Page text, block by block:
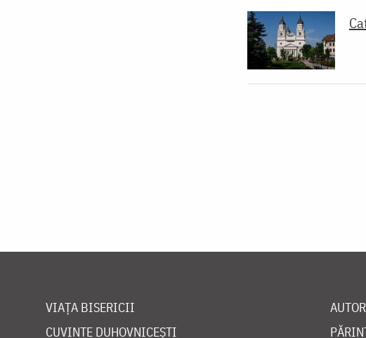
VIAȚA BISERICII
CUVINTE DUHOVNICEȘTI